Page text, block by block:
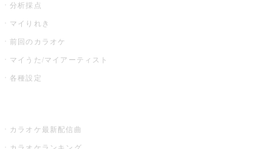
分析採点
マイりれき
前回のカラオケ
マイうた/マイアーティスト
各種設定
カラオケ最新配信曲